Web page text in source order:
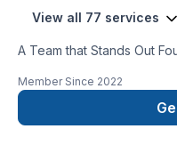
View all 77 services
A Team that Stands Out Founded in 2017, Stainless Nation is
experience in the field.
our experts have worked
traveled to other
Member Since 2022